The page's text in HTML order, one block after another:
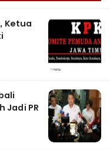
Ketua
Jadi PR